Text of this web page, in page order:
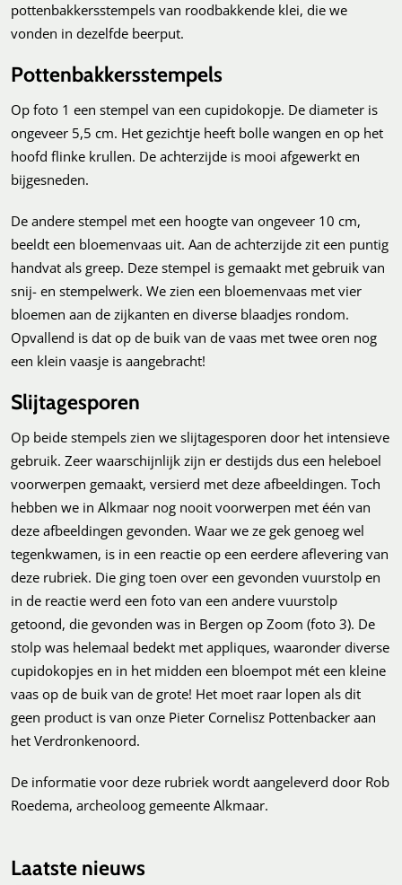
pottenbakkersstempels van roodbakkende klei, die we
vonden in dezelfde beerput.
Pottenbakkersstempels
Op foto 1 een stempel van een cupidokopje. De diameter is
ongeveer 5,5 cm. Het gezichtje heeft bolle wangen en op het
hoofd flinke krullen. De achterzijde is mooi afgewerkt en
bijgesneden.
De andere stempel met een hoogte van ongeveer 10 cm,
beeldt een bloemenvaas uit. Aan de achterzijde zit een puntig
handvat als greep. Deze stempel is gemaakt met gebruik van
snij- en stempelwerk. We zien een bloemenvaas met vier
bloemen aan de zijkanten en diverse blaadjes rondom.
Opvallend is dat op de buik van de vaas met twee oren nog
een klein vaasje is aangebracht!
Slijtagesporen
Op beide stempels zien we slijtagesporen door het intensieve
gebruik. Zeer waarschijnlijk zijn er destijds dus een heleboel
voorwerpen gemaakt, versierd met deze afbeeldingen. Toch
hebben we in Alkmaar nog nooit voorwerpen met één van
deze afbeeldingen gevonden. Waar we ze gek genoeg wel
tegenkwamen, is in een reactie op een eerdere aflevering van
deze rubriek. Die ging toen over een gevonden vuurstolp en
in de reactie werd een foto van een andere vuurstolp
getoond, die gevonden was in Bergen op Zoom (foto 3). De
stolp was helemaal bedekt met appliques, waaronder diverse
cupidokopjes en in het midden een bloempot mét een kleine
vaas op de buik van de grote! Het moet raar lopen als dit
geen product is van onze Pieter Cornelisz Pottenbacker aan
het Verdronkenoord.
De informatie voor deze rubriek wordt aangeleverd door Rob
Roedema, archeoloog gemeente Alkmaar.
Laatste nieuws